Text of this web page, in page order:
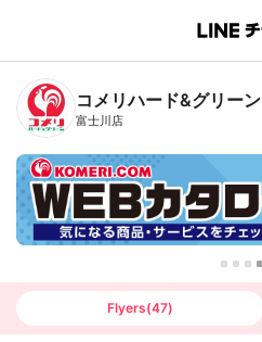
B
n
T
コメリハード&グリーン
富士川店
Flyers(47)